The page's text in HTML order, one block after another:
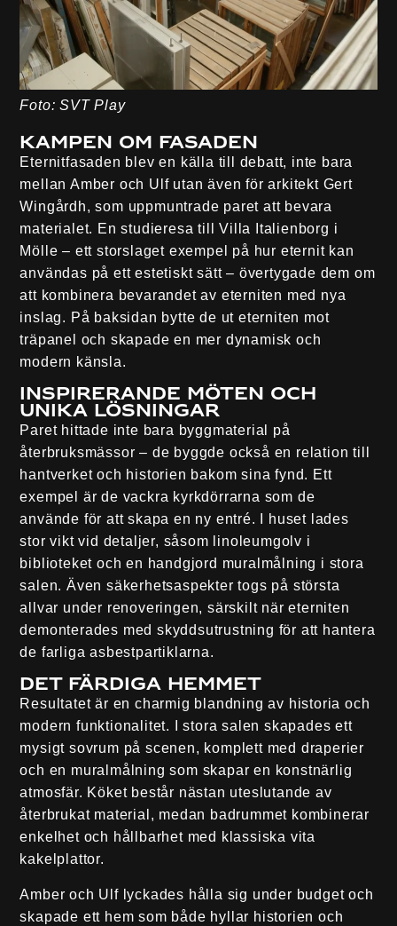
Foto: SVT Play
Kampen om fasaden
Eternitfasaden blev en källa till debatt, inte bara
mellan Amber och Ulf utan även för arkitekt Gert
Wingårdh, som uppmuntrade paret att bevara
materialet. En studieresa till Villa Italienborg i
Mölle – ett storslaget exempel på hur eternit kan
användas på ett estetiskt sätt – övertygade dem om
att kombinera bevarandet av eterniten med nya
inslag. På baksidan bytte de ut eterniten mot
träpanel och skapade en mer dynamisk och
modern känsla.
Inspirerande möten och
unika lösningar
Paret hittade inte bara byggmaterial på
återbruksmässor – de byggde också en relation till
hantverket och historien bakom sina fynd. Ett
exempel är de vackra kyrkdörrarna som de
använde för att skapa en ny entré. I huset lades
stor vikt vid detaljer, såsom linoleumgolv i
biblioteket och en handgjord muralmålning i stora
salen. Även säkerhetsaspekter togs på största
allvar under renoveringen, särskilt när eterniten
demonterades med skyddsutrustning för att hantera
de farliga asbestpartiklarna.
Det färdiga hemmet
Resultatet är en charmig blandning av historia och
modern funktionalitet. I stora salen skapades ett
mysigt sovrum på scenen, komplett med draperier
och en muralmålning som skapar en konstnärlig
atmosfär. Köket består nästan uteslutande av
återbrukat material, medan badrummet kombinerar
enkelhet och hållbarhet med klassiska vita
kakelplattor.
Amber och Ulf lyckades hålla sig under budget och
skapade ett hem som både hyllar historien och